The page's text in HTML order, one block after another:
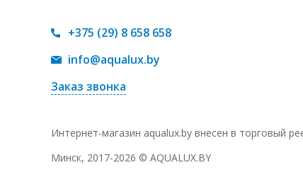
+375 (29) 8 658 658
info@aqualux.by
Заказ звонка
Интернет-магазин aqualux.by внесен в торговый
Минск, 2017-2026 © AQUALUX.BY